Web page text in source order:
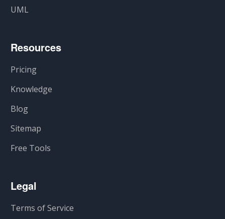
UML
Resources
Pricing
Knowledge
Blog
Sitemap
Free Tools
Legal
Terms of Service